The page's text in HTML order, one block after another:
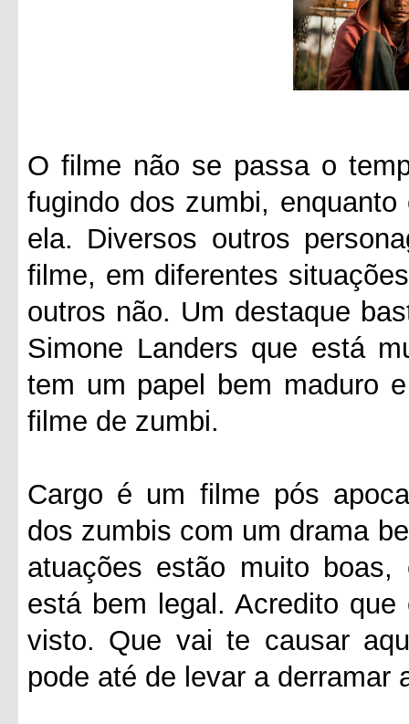
O filme não se passa o
fugindo dos zumbi,
ela. Diversos outros
filme, em diferentes
outros não. Um destaque
Simone Landers que está
tem um papel bem maduro
filme de zumbi.
Cargo é um filme pós
dos zumbis com um drama
atuações estão muito
está bem legal. Acredito
visto. Que vai te causar
pode até de levar a derramar